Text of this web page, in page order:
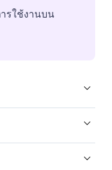
รใช้งานบน